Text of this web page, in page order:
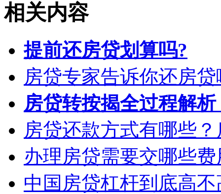
相关内容
提前还房贷划算吗?
房贷专家告诉你还房
房贷转按揭全过程解
房贷还款方式有哪些
办理房贷需要交哪些
中国房贷杠杆到底高